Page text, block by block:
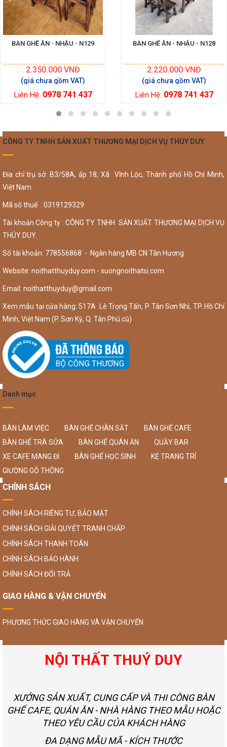
BÀN GHẾ ĂN - NHẬU - N129
2.350.000 VNĐ
Liên Hệ: 0978 741 437
BÀN GHẾ ĂN - NHẬU - N128
2.220.000 VNĐ
Liên Hệ: 0978 741 437
CÔNG TY TNHH SẢN XUẤT THƯƠNG MẠI DỊCH VỤ THÚY DUY.
Địa chỉ trụ sở: B3/58A, ấp 18, Xã Vĩnh Lộc, Thành phố Hồ Chí Minh,
Việt Nam.
Mã số thuế : 0319129329
Tài khoản Công ty : CÔNG TY TNHH SẢN XUẤT THƯƠNG MẠI DỊCH VỤ
THÚY DUY.
Số tài khoản: 778556868 - Ngân hàng MB CN Tân Hương
Website: noithatthuyduy.com - xuongnoithatsi.com
Email: noithatthuyduy@gmail.com
Xem mẫu tại cửa hàng: 517A Lê Trọng Tấn, P. Tân Sơn Nhì, TP. Hồ Chí
Minh, Việt Nam (P. Sơn Kỳ, Q. Tân Phú cũ)
Danh mục
BÀN LÀM VIỆC BÀN GHẾ CHÂN SẮT
BÀN GHẾ CAFE
BÀN GHẾ TRÀ SỮA
BÀN GHẾ QUÁN ĂN
QUẦY BAR
XE CAFE MANG ĐI
BÀN GHẾ HỌC SINH
KỆ TRANG TRÍ
GIƯỜNG GỖ THÔNG
CHÍNH SÁCH
CHÍNH SÁCH RIÊNG TƯ, BẢO MẬT
CHÍNH SÁCH GIẢI QUYẾT TRANH CHẤP
CHÍNH SÁCH THANH TOÁN
CHÍNH SÁCH BẢO HÀNH
CHÍNH SÁCH ĐỔI TRẢ
GIAO HÀNG & VẬN CHUYỂN
PHƯƠNG THỨC GIAO HÀNG VÀ VẬN CHUYỂN
NỘI THẤT THUÝ DUY
XƯỞNG SẢN XUẤT, CUNG CẤP VÀ THI CÔNG BÀN
GHẾ CAFE, QUÁN ĂN - NHÀ HÀNG THEO MẪU HOẶC
THEO YÊU CẦU CỦA KHÁCH HÀNG
ĐA DẠNG MẪU MÃ - KÍCH THƯỚC